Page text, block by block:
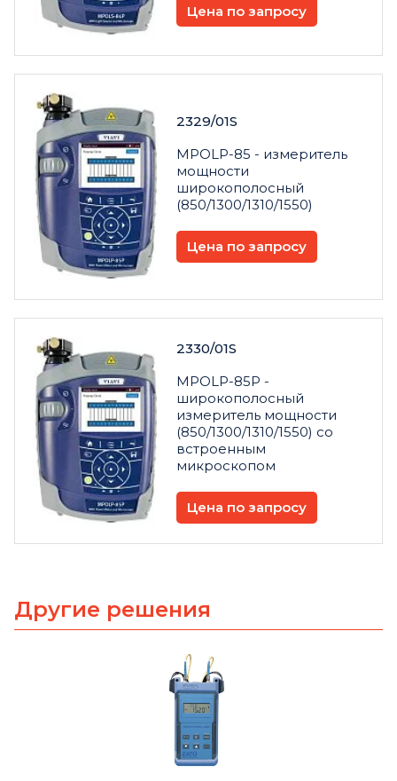
Цена по запросу
2329/01S
MPOLP-85 - измеритель
мощности
широкополосный
(850/1300/1310/1550)
Цена по запросу
2330/01S
MPOLP-85P -
широкополосный
измеритель мощности
(850/1300/1310/1550) со
встроенным
микроскопом
Цена по запросу
Другие решения